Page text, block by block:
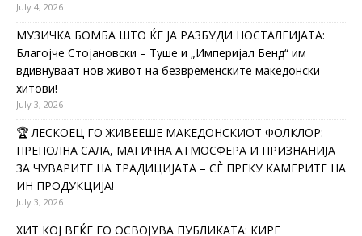
July 4, 2026
МУЗИЧКА БОМБА ШТО ЌЕ ЈА РАЗБУДИ НОСТАЛГИЈАТА:
Благојче Стојановски – Туше и „Империјал Бенд“ им
вдивнуваат нов живот на безвременските македонски
хитови!
July 3, 2026
🏆 ЛЕСКОЕЦ ГО ЖИВЕЕШЕ МАКЕДОНСКИОТ ФОЛКЛОР:
ПРЕПОЛНА САЛА, МАГИЧНА АТМОСФЕРА И ПРИЗНАНИЈА
ЗА ЧУВАРИТЕ НА ТРАДИЦИЈАТА – СÈ ПРЕКУ КАМЕРИТЕ НА
ИН ПРОДУКЦИЈА!
July 3, 2026
ХИТ КОЈ ВЕЌЕ ГО ОСВОЈУВА ПУБЛИКАТА: КИРЕ